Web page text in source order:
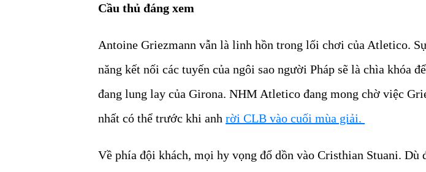
Cầu thủ đáng xem
Antoine Griezmann vẫn là linh hồn trong lối chơi của Atletico.
năng kết nối các tuyến của ngôi sao người Pháp sẽ là chìa khóa
đang lung lay của Girona. NHM Atletico đang mong chờ việc
nhất có thể trước khi anh rời CLB vào cuối mùa giải.
Về phía đội khách, mọi hy vọng đổ dồn vào Cristhian Stuani. Dù